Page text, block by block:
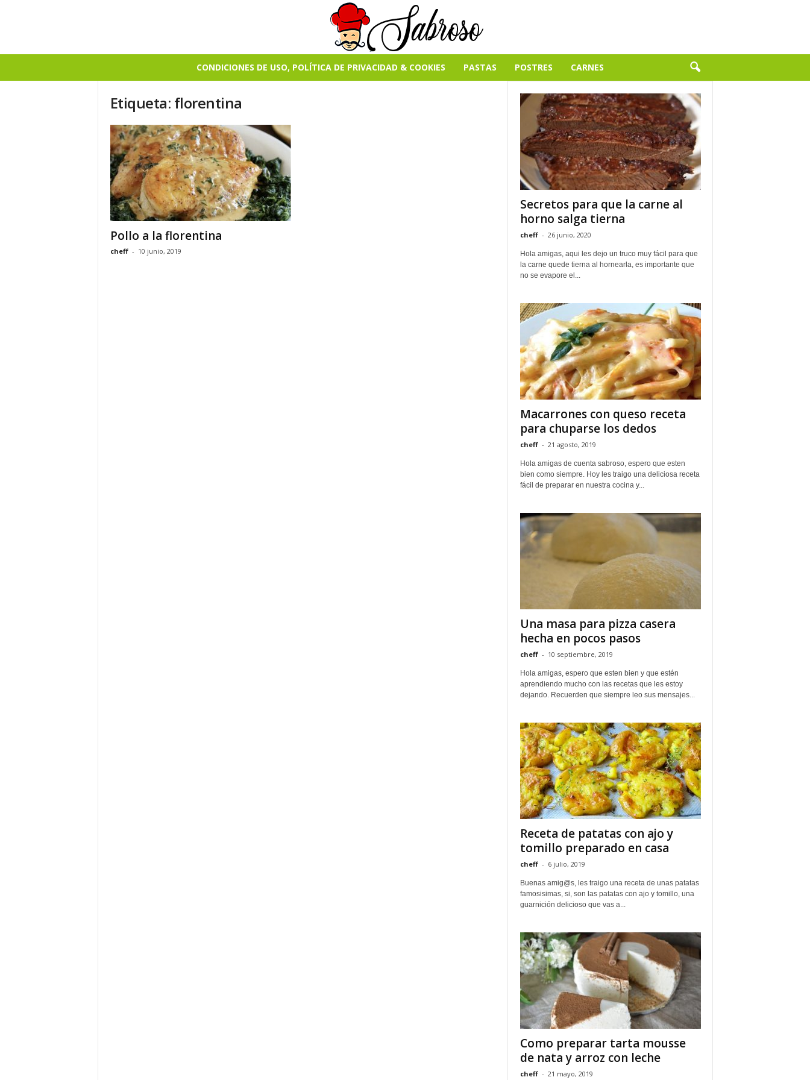
CONDICIONES DE USO, POLÍTICA DE PRIVACIDAD & COOKIES PASTAS POSTRES CARNES
Etiqueta: florentina
Pollo a la florentina
cheff - 10 junio, 2019
Secretos para que la carne al
horno salga tierna
cheff - 26 junio, 2020
Hola amigas, aqui les dejo un truco muy fácil para que
la carne quede tierna al hornearla, es importante que
no se evapore el...
Macarrones con queso receta
para chuparse los dedos
cheff - 21 agosto, 2019
Hola amigas de cuenta sabroso, espero que esten
bien como siempre. Hoy les traigo una deliciosa receta
fácil de preparar en nuestra cocina y...
Una masa para pizza casera
hecha en pocos pasos
cheff - 10 septiembre, 2019
Hola amigas, espero que esten bien y que estén
aprendiendo mucho con las recetas que les estoy
dejando. Recuerden que siempre leo sus mensajes...
Receta de patatas con ajo y
tomillo preparado en casa
cheff - 6 julio, 2019
Buenas amig@s, les traigo una receta de unas patatas
famosisimas, si, son las patatas con ajo y tomillo, una
guarnición delicioso que vas a...
Como preparar tarta mousse
de nata y arroz con leche
cheff - 21 mayo, 2019